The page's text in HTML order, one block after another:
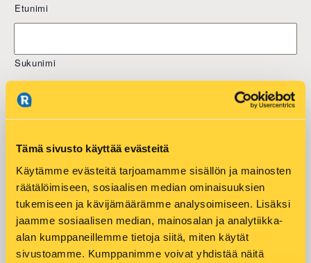
Tämä sivusto käyttää evästeitä
Käytämme evästeitä tarjoamamme sisällön ja mainosten
räätälöimiseen, sosiaalisen median ominaisuuksien
tukemiseen ja kävijämäärämme analysoimiseen. Lisäksi
jaamme sosiaalisen median, mainosalan ja analytiikka-
alan kumppaneillemme tietoja siitä, miten käytät
sivustoamme. Kumppanimme voivat yhdistää näitä
Etunimi
Sukunimi
Sähköposti
Puhelin *